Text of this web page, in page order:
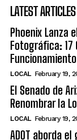
LATEST ARTICLES
Phoenix Lanza
Fotográfica: 17
Funcionamiento
LOCAL February 19,
El Senado de
Renombrar la
LOCAL February 19,
ADOT aborda